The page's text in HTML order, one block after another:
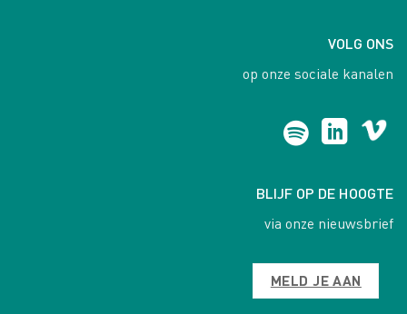
VOLG ONS
op onze sociale kanalen
BLIJF OP DE HOOGTE
via onze nieuwsbrief
MELD JE AAN